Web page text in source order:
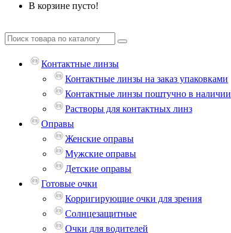
В корзине пусто!
Контактные линзы
Контактные линзы на заказ упаковками
Контактные линзы поштучно в наличии
Растворы для контактных линз
Оправы
Женские оправы
Мужские оправы
Детские оправы
Готовые очки
Корригирующие очки для зрения
Солнцезащитные
Очки для водителей